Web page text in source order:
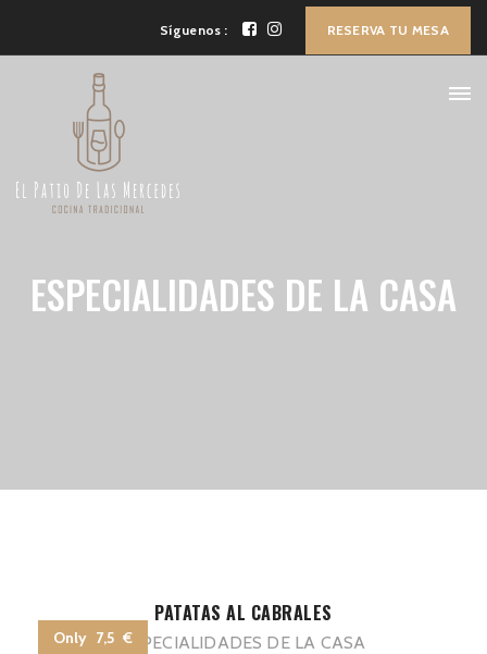
Síguenos : RESERVA TU MESA
ESPECIALIDADES DE LA CASA
Only 7,5 €
PATATAS AL CABRALES
ESPECIALIDADES DE LA CASA